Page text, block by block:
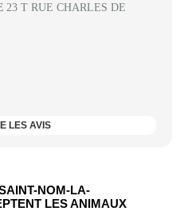
23 T RUE CHARLES DE
LES AVIS
NOM-LA-
LES ANIMAUX